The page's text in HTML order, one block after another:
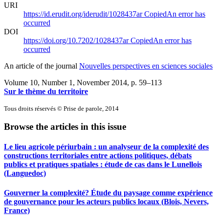
URI
https://id.erudit.org/iderudit/1028437arCopiedAn error has
occurred
DOI
https://doi.org/10.7202/1028437arCopiedAn error has
occurred
An article of the journal Nouvelles perspectives en sciences sociales
Volume 10, Number 1, November 2014, p. 59–113
Sur le thème du territoire
Tous droits réservés © Prise de parole, 2014
Browse the articles in this issue
Le lieu agricole périurbain : un analyseur de la complexité des
constructions territoriales entre actions politiques, débats
publics et pratiques spatiales : étude de cas dans le Lunellois
(Languedoc)
Gouverner la complexité? Étude du paysage comme expérience
de gouvernance pour les acteurs publics locaux (Blois, Nevers,
France)